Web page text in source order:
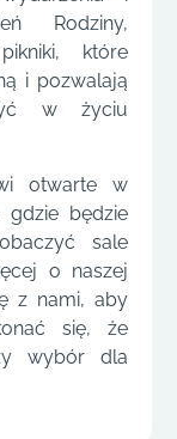
Rodziny,
które
i pozwalają
w życiu
otwarte w
gdzie będzie
sale
o naszej
z nami, aby
się, że
wybór dla